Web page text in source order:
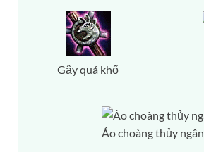
Gậy quá khổ
Áo choàng thủy ngân